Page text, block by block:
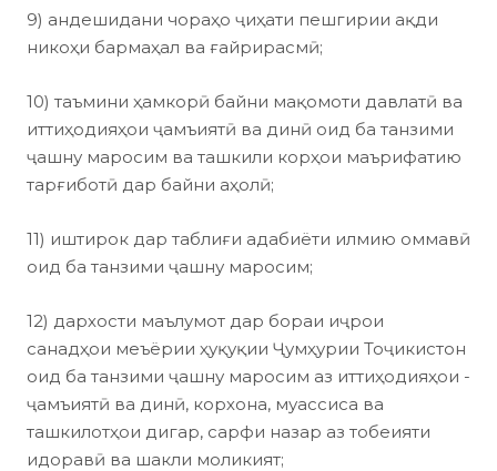
9) андешидани чораҳо ҷиҳати пешгирии ақди
никоҳи бармаҳал ва ғайрирасмӣ;
10) таъмини ҳамкорӣ байни мақомоти давлатӣ ва
иттиҳодияҳои ҷамъиятӣ ва динӣ оид ба танзими
ҷашну маросим ва ташкили корҳои маърифатию
тарғиботӣ дар байни аҳолӣ;
11) иштирок дар таблиғи адабиёти илмию оммавӣ
оид ба танзими ҷашну маросим;
12) дархости маълумот дар бораи иҷрои
санадҳои меъёрии ҳуқуқии Ҷумҳурии Тоҷикистон
оид ба танзими ҷашну маросим аз иттиҳодияҳои ­
ҷамъиятӣ ва динӣ, корхона, муассиса ва
ташкилотҳои дигар, сарфи назар аз тобеияти
идоравӣ ва шакли моликият;